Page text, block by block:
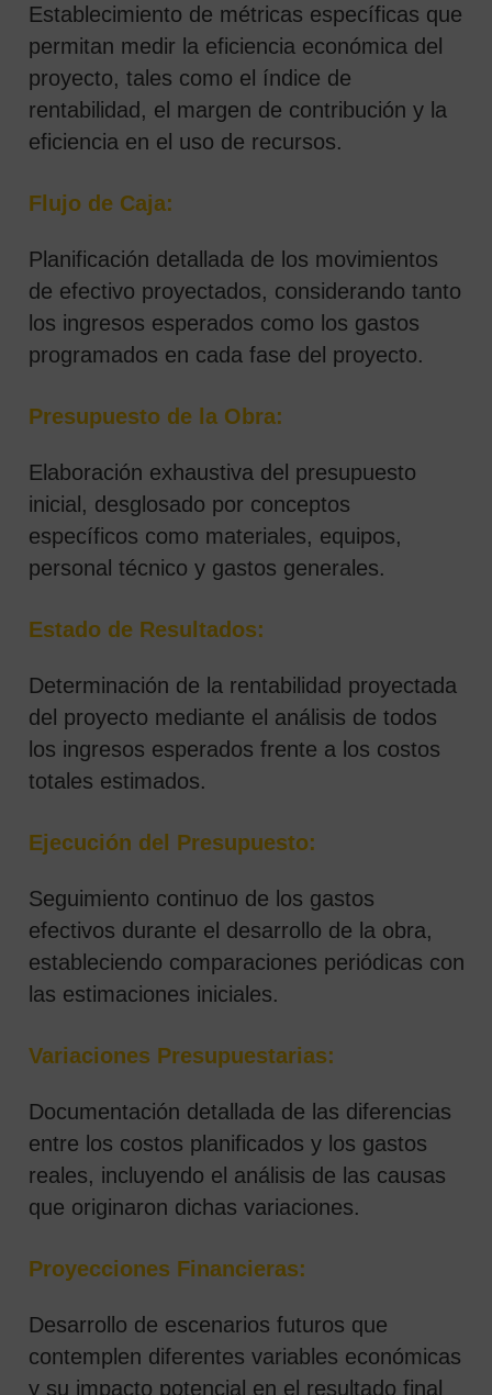
Establecimiento de métricas específicas que
permitan medir la eficiencia económica del
proyecto, tales como el índice de
rentabilidad, el margen de contribución y la
eficiencia en el uso de recursos.
Flujo de Caja:
Planificación detallada de los movimientos
de efectivo proyectados, considerando tanto
los ingresos esperados como los gastos
programados en cada fase del proyecto.
Presupuesto de la Obra:
Elaboración exhaustiva del presupuesto
inicial, desglosado por conceptos
específicos como materiales, equipos,
personal técnico y gastos generales.
Estado de Resultados:
Determinación de la rentabilidad proyectada
del proyecto mediante el análisis de todos
los ingresos esperados frente a los costos
totales estimados.
Ejecución del Presupuesto:
Seguimiento continuo de los gastos
efectivos durante el desarrollo de la obra,
estableciendo comparaciones periódicas con
las estimaciones iniciales.
Variaciones Presupuestarias:
Documentación detallada de las diferencias
entre los costos planificados y los gastos
reales, incluyendo el análisis de las causas
que originaron dichas variaciones.
Proyecciones Financieras:
Desarrollo de escenarios futuros que
contemplen diferentes variables económicas
y su impacto potencial en el resultado final